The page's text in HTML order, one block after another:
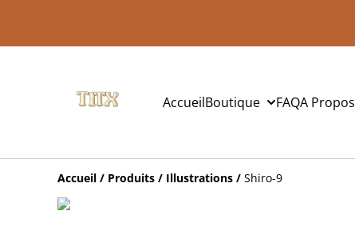
AccueilBoutique FAQA Propos
Accueil / Produits / Illustrations / Shiro-9